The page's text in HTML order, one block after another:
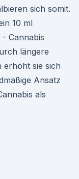
sich somit.
10 ml
Cannabis
längere
erhöht sie sich
Ansatz
als